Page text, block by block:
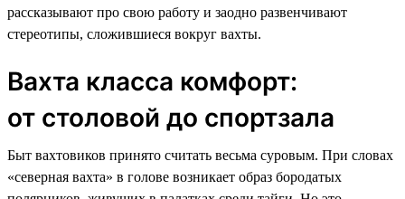
рассказывают про свою работу и заодно развенчивают
стереотипы, сложившиеся вокруг вахты.
Вахта класса комфорт:
от столовой до спортзала
Быт вахтовиков принято считать весьма суровым. При словах
«северная вахта» в голове возникает образ бородатых